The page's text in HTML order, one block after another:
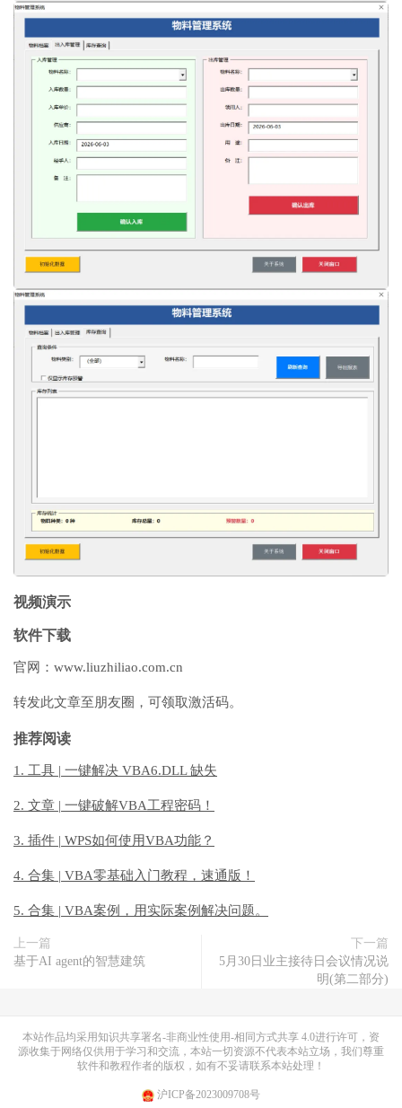
视频演示
软件下载
官网：www.liuzhiliao.com.cn
转发此文章至朋友圈，可领取激活码。
推荐阅读
1. 工具 | 一键解决 VBA6.DLL 缺失
2. 文章 | 一键破解VBA工程密码！
3. 插件 | WPS如何使用VBA功能？
4. 合集 | VBA零基础入门教程，速通版！
5. 合集 | VBA案例，用实际案例解决问题。
上一篇
基于AI agent的智慧建筑
下一篇
5月30日业主接待日会议情况说
明(第二部分)
本站作品均采用知识共享署名-非商业性使用-相同方式共享 4.0进行许可，资
源收集于网络仅供用于学习和交流，本站一切资源不代表本站立场，我们尊重
软件和教程作者的版权，如有不妥请联系本站处理！
沪ICP备2023009708号